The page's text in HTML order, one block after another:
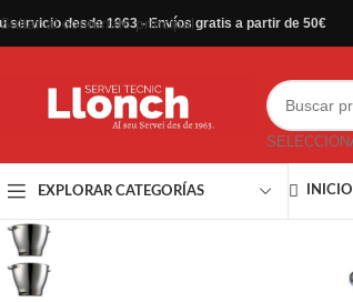
Saltar al contenido principal
servicio desde 1963 - Envíos gratis a partir de 50€
EXPLORAR CATEGORÍAS INICIO